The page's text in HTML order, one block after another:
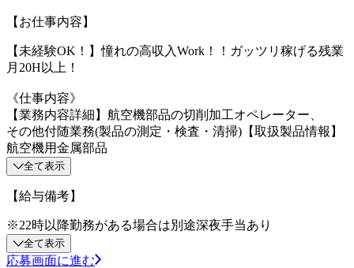
【お仕事内容】
【未経験OK！】憧れの高収入Work！！ガッツリ稼げる残業
月20H以上！
《仕事内容》
【業務内容詳細】航空機部品の切削加工オペレーター、
その他付随業務(製品の測定・検査・清掃)【取扱製品情報】
航空機用金属部品
全て表示
【給与備考】
※22時以降勤務がある場合は別途深夜手当あり
全て表示
応募画面に進む